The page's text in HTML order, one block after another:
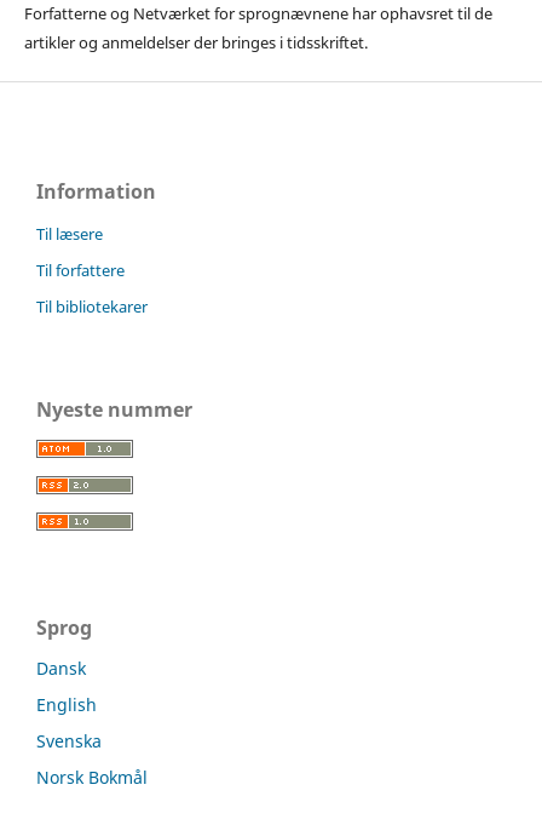
Forfatterne og Netværket for sprognævnene har ophavsret til de
artikler og anmeldelser der bringes i tidsskriftet.
Information
Til læsere
Til forfattere
Til bibliotekarer
Nyeste nummer
Sprog
Dansk
English
Svenska
Norsk Bokmål